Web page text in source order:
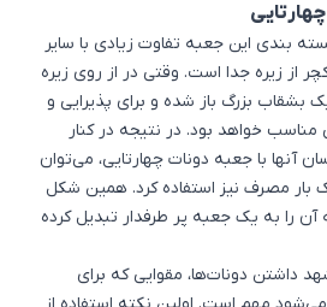
بندی این جعبه تفاوت زیادی با سایر
از زیره جدا است. وقتی در از روی زیره
بشقاب بزرگ باز شده و برای پذیرایی و
خواهد بود. در نتیجه در کنار
آنها با جعبه دونات چهارتایی، می‌توان
بار مصرف نیز استفاده کرد. همین شکل
را به یک جعبه پر طرفدار تبدیل کرده
داشتن دونات‌ها، مقوایی که برای